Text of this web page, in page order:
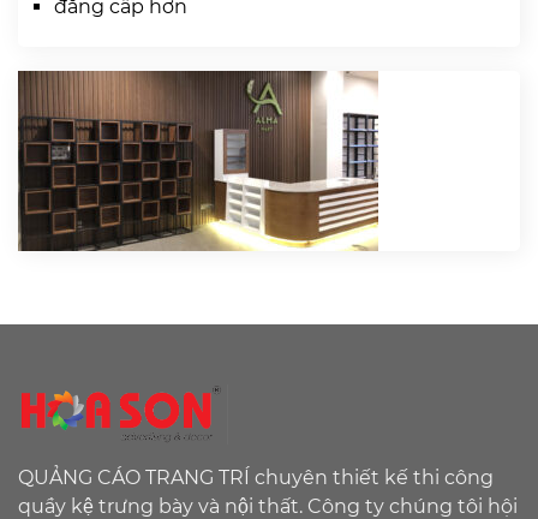
đẳng cấp hơn
QUẢNG CÁO TRANG TRÍ chuyên thiết kế thi công
quầy kệ trưng bày và nội thất. Công ty chúng tôi hội